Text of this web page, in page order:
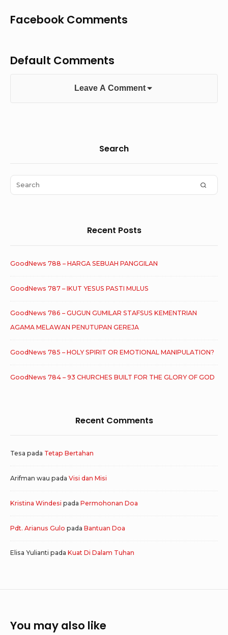
Facebook Comments
Default Comments
Leave A Comment
Area
Search
Search
for:
Recent Posts
GoodNews 788 – HARGA SEBUAH PANGGILAN
GoodNews 787 – IKUT YESUS PASTI MULUS
GoodNews 786 – GUGUN GUMILAR STAFSUS KEMENTRIAN
AGAMA MELAWAN PENUTUPAN GEREJA
GoodNews 785 – HOLY SPIRIT OR EMOTIONAL MANIPULATION?
GoodNews 784 – 93 CHURCHES BUILT FOR THE GLORY OF GOD
Recent Comments
Tesa pada Tetap Bertahan
Arifman wau pada Visi dan Misi
Kristina Windesi pada Permohonan Doa
Pdt. Arianus Gulo pada Bantuan Doa
Elisa Yulianti pada Kuat Di Dalam Tuhan
You may also like